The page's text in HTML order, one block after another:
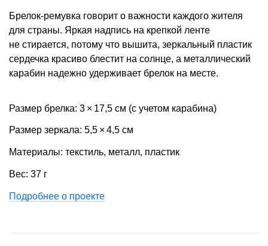
Брелок-ремувка говорит о важности каждого жителя
для страны. Яркая надпись на крепкой ленте
не стирается, потому что вышита, зеркальный пластик
сердечка красиво блестит на солнце, а металлический
карабин надежно удерживает брелок на месте.
Размер брелка: 3 × 17,5 см (с учетом карабина)
Размер зеркала: 5,5 × 4,5 см
Материалы: текстиль, металл, пластик
Вес: 37 г
Подробнее о проекте